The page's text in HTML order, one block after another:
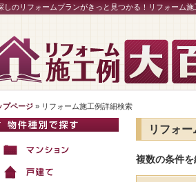
しのリフォームプランがきっと見つかる！リフォーム施
プページ » リフォーム施工例詳細検索
リフォ
複数の条件を